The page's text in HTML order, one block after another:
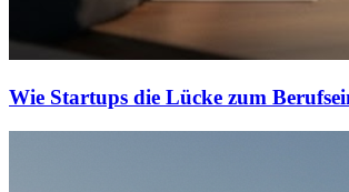
Wie Startups die Lücke zum